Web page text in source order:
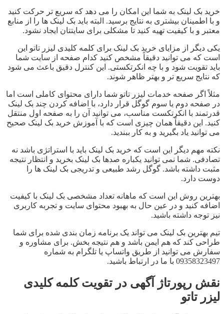
خرید بک لینک به شما این امکان را می دهد که سریع تر حرکت کنید
و با اطمینان بیشتری به نتایج برسید. البته باید بک لینک ها را از منابع
معتبر و با کیفیت تهیه کنید تا مشکلی برای سایتتان ایجاد نشود.
یکی دیگر از مزایای خرید بک لینک برای کلمه کلیدی لیزر تاتو این
است که می توانید دقیقاً مشخص کنید کدام صفحه از سایت شما
باید تقویت شود و با چه انکرتکستی. این کنترل دقیق باعث می شود
که نتایج سریع تر و بهتر ظاهر شوند.
مثلاً اگر صفحه خدمات لیزر تاتو شما دارای محتوای کاملی است اما
در صفحه دوم یا سوم گوگل قرار دارد، با اضافه کردن چند بک لینک
قدرتمند با انکرتکست مناسب، می توانید آن را به صفحه اول منتقل
کنید. این دقیقاً همان چیزی است که با آموزش خرید بک لینک صحیح
می توانید یاد بگیرید و به کار ببندید.
نکته مهم دیگر این است که خرید بک لینک باید با استراتژی باشد نه
تصادفی. شما نمی توانید یکباره صدها بک لینک بخرید و انتظار نتیجه
مثبت داشته باشد. گوگل رشد طبیعی و تدریجی بک لینک ها را
دوست دارد.
بهترین روش این است که ماهانه تعداد مشخصی بک لینک با کیفیت
اضافه کنید و در عین حال به بهبود محتوای سایت و تجربه کاربری
نیز توجه داشته باشید.
تیم بهترین بک لینک می تواند یک برنامه زمان بندی شده برای شما
طراحی کند که هم ایمن باشد و هم نتیجه بخش. برای مشاوره و
سفارش می توانید از طریق واتساپ یا تلگرام به شماره
09358323497 با ما در ارتباط باشید.
نقش رپورتاژ آگهی در تقویت کلمه کلیدی
لیزر تاتو